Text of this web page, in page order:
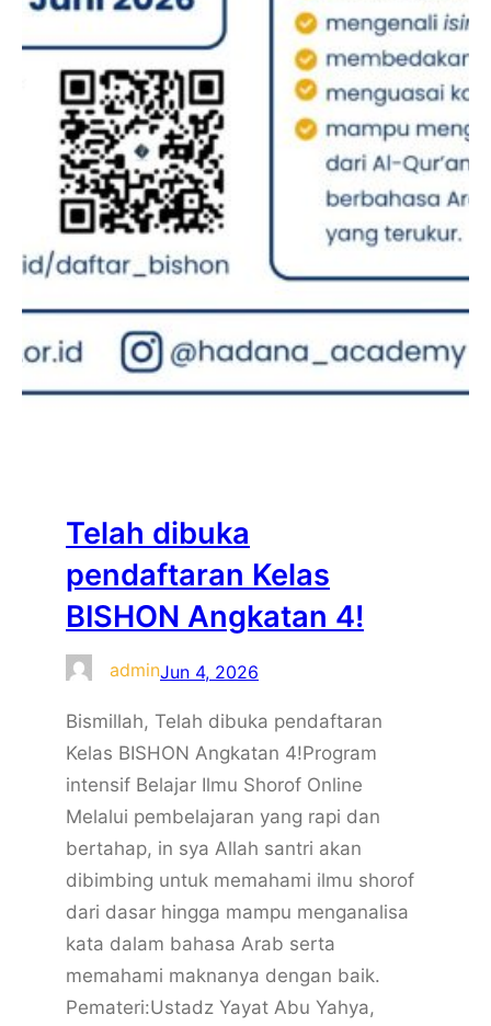
Telah dibuka
pendaftaran Kelas
BISHON Angkatan 4!
adminJun 4, 2026
Bismillah, Telah dibuka pendaftaran
Kelas BISHON Angkatan 4!Program
intensif Belajar Ilmu Shorof Online
Melalui pembelajaran yang rapi dan
bertahap, in sya Allah santri akan
dibimbing untuk memahami ilmu shorof
dari dasar hingga mampu menganalisa
kata dalam bahasa Arab serta
memahami maknanya dengan baik.
Pemateri:Ustadz Yayat Abu Yahya,